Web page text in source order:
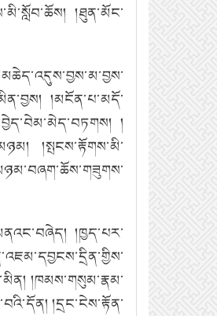
།ཐུན་མོང་
།མངོན་པ་མདོ་
།
།སྤངས་རྟོགས་མི་
།ཁྱད་པར་
།ཁམས་གསུམ་རྣམ་
།དྲང་ངེས་རྟོན་